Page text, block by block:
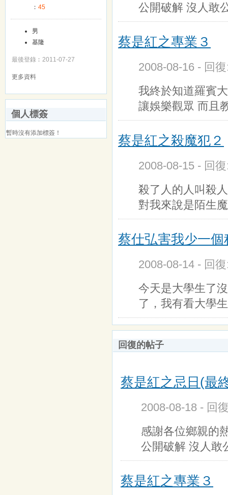
︰ 45
男
基隆
最後登錄︰2011-07-27
更多資料
個人標簽
暫時沒有添加標簽！
公開破解 沒人敢
蔡是紅之專業３
2008-08-16 - 回
我終於知道羅賓
讓娛樂觀眾 而且
蔡是紅之殺魔犯２
2008-08-15 - 回
殺了人的人叫殺
對我來說是陌生
蔡仕弘害我少一個
2008-08-14 - 回
今天是大學生了
了，我有看大學
回復的帖子
蔡是紅之忌日(最
2008-08-18 - 回
感謝各位鄉親的
公開破解 沒人敢
蔡是紅之專業３